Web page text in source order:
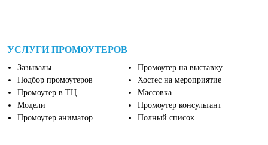
УСЛУГИ ПРОМОУТЕРОВ
Зазывалы
Подбор промоутеров
Промоутер в ТЦ
Модели
Промоутер аниматор
Промоутер на выставку
Хостес на мероприятие
Массовка
Промоутер консультант
Полный список